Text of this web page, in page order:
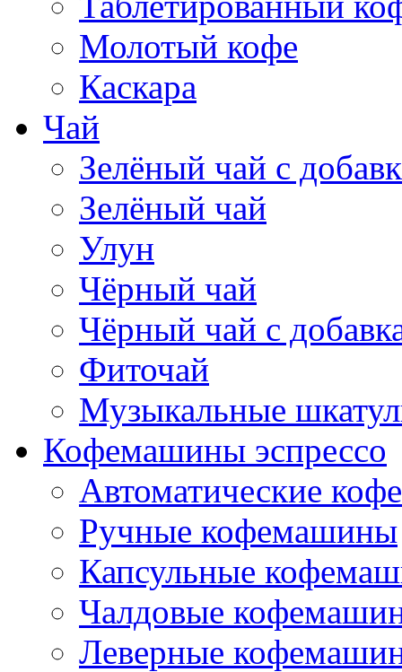
Молотый кофе
Каскара
Чай
Зелёный чай с
Зелёный чай
Улун
Чёрный чай
Чёрный чай с
Фиточай
Музыкальные
Кофемашины эспрессо
Автоматические
Ручные кофемашины
Капсульные
Чалдовые
Леверные